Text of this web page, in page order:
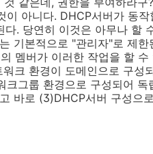
이 아니다. DHCP서버가 동
. 당연히 이것은 아무나 할
기본적으로 "관리자"로 제
멤버가 이러한 작업을 할 수
크 환경이 도메인으로 구성
크그룹 환경으로 구성되어
바로 (3)DHCP서버 구성으